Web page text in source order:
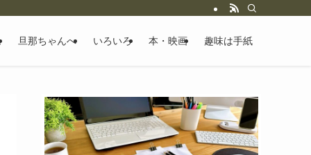
旦那ちゃんへ いろいろ 本・映画 趣味は手紙